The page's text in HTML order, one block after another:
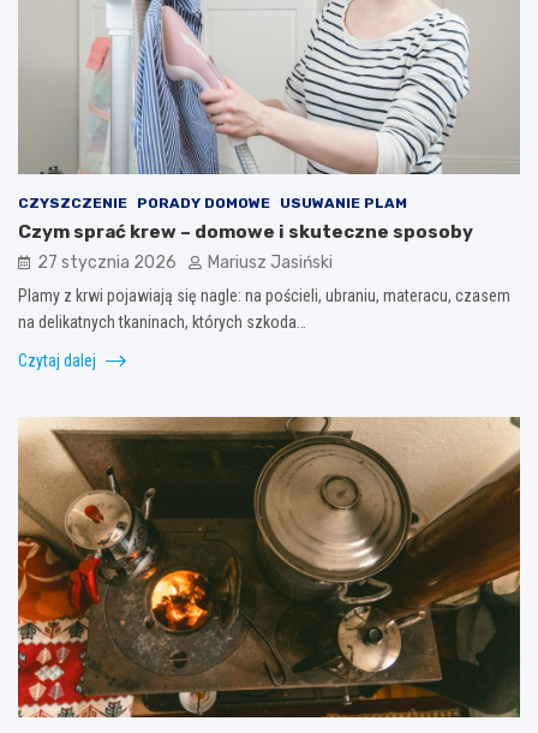
CZYSZCZENIE PORADY DOMOWE USUWANIE PLAM
Czym sprać krew – domowe i skuteczne sposoby
27 stycznia 2026 Mariusz Jasiński
Plamy z krwi pojawiają się nagle: na pościeli, ubraniu, materacu, czasem
na delikatnych tkaninach, których szkoda…
Czytaj dalej